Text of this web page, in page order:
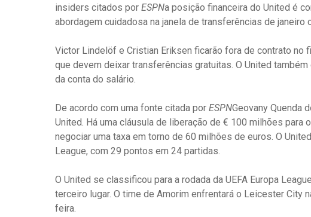
insiders citados por ESPNa posição financeira do United é
abordagem cuidadosa na janela de transferências de
Victor Lindelöf e Cristian Eriksen ficarão fora de contrato no
que devem deixar transferências gratuitas. O United
da conta do salário.
De acordo com uma fonte citada por ESPNGeovany Quenda
United. Há uma cláusula de liberação de € 100 milhões
negociar uma taxa em torno de 60 milhões de euros. O
League, com 29 pontos em 24 partidas.
O United se classificou para a rodada da UEFA Europa
terceiro lugar. O time de Amorim enfrentará o Leicester City
feira.